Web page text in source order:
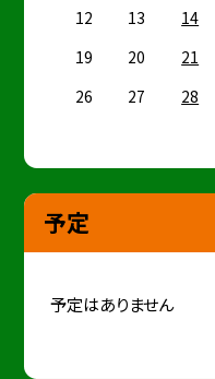
12
13 14
19
20 21
26
27 28
予定
予定はありません